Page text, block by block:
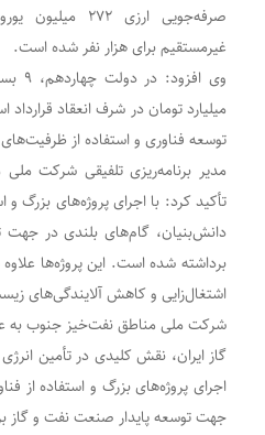
صرفه‌جویی ارزی
غیرمستقیم برای هزار نفر شده است.
میلیارد تومان در شرف انعقاد
توسعه فناوری و استفاده از
مدیر برنامه‌ریزی تلفیقی شرکت
تأکید کرد: با اجرای پروژه‌های بزرگ
دانش‌بنیان، گام‌های بلندی در
برداشته شده است. این پروژه‌ها
اشتغال‌زایی و کاهش آلایندگی‌های
شرکت ملی مناطق نفت‌خیز جنوب به
گاز ایران، نقش کلیدی در تأمین
اجرای پروژه‌های بزرگ و استفاده از
جهت توسعه پایدار صنعت نفت و گاز